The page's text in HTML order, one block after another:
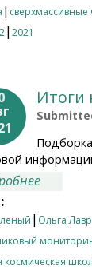
|
| 2021
Итоги
| Ольга
космическая